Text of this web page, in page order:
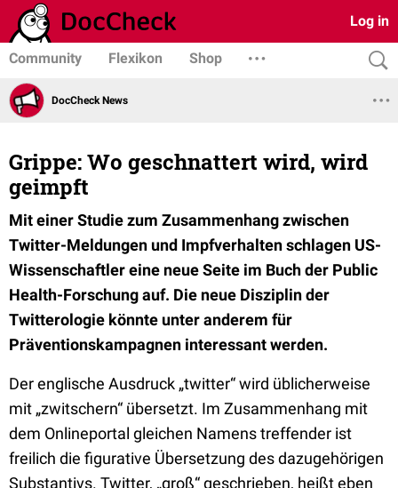
Log in
Community Flexikon Shop
DocCheck News
Grippe: Wo geschnattert wird, wird
geimpft
Mit einer Studie zum Zusammenhang zwischen
Twitter-Meldungen und Impfverhalten schlagen US-
Wissenschaftler eine neue Seite im Buch der Public
Health-Forschung auf. Die neue Disziplin der
Twitterologie könnte unter anderem für
Präventionskampagnen interessant werden.
Der englische Ausdruck „twitter“ wird üblicherweise
mit „zwitschern“ übersetzt. Im Zusammenhang mit
dem Onlineportal gleichen Namens treffender ist
freilich die figurative Übersetzung des dazugehörigen
Substantivs. Twitter, „groß“ geschrieben, heißt eben